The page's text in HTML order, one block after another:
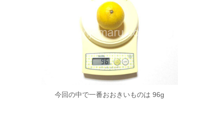
今回の中で一番おおきいものは 96g